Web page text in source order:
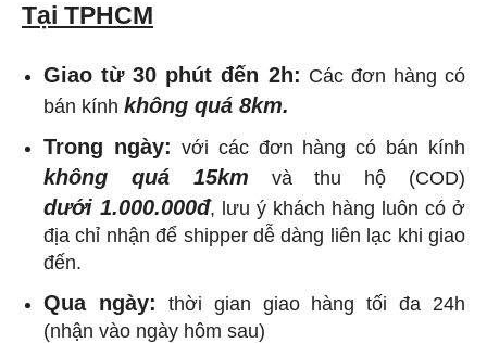
Tại TPHCM
Giao từ 30 phút đến 2h: Các đơn hàng có
bán kính không quá 8km.
Trong ngày: với các đơn hàng có bán kính
không quá 15km và thu hộ (COD)
dưới 1.000.000đ, lưu ý khách hàng luôn có ở
địa chỉ nhận để shipper dễ dàng liên lạc khi giao
đến.
Qua ngày: thời gian giao hàng tối đa 24h
(nhận vào ngày hôm sau)